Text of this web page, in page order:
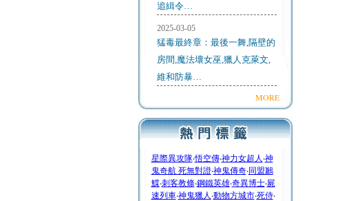
追緝令…
2025-03-05
猛毒最終章：最後一舞,隔壁的
房間,魔法壞女巫,獵人克萊文,
維和防暴…
MORE
星際異攻隊‧悟空傳‧神力女超人 ‧神
鬼奇航 死無對證‧神鬼傳奇‧同盟鶼
鰈‧刺客教條‧鋼鐵英雄‧奇異博士‧屍
速列車‧神鬼獵人 ‧動物方城市‧死侍‧